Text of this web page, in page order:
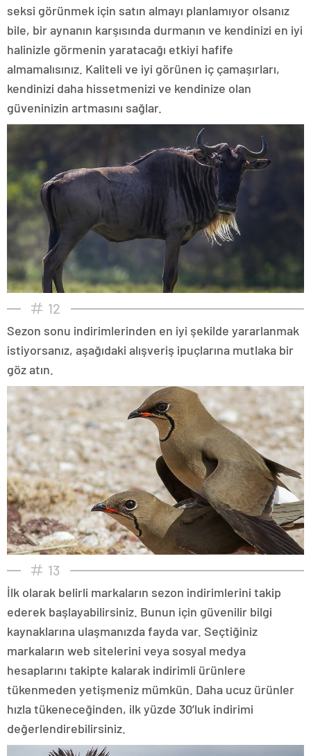
seksi görünmek için satın almayı planlamıyor olsanız
bile, bir aynanın karşısında durmanın ve kendinizi en iyi
halinizle görmenin yaratacağı etkiyi hafife
almamalısınız. Kaliteli ve iyi görünen iç çamaşırları,
kendinizi daha hissetmenizi ve kendinize olan
güveninizin artmasını sağlar.
12
Sezon sonu indirimlerinden en iyi şekilde yararlanmak
istiyorsanız, aşağıdaki alışveriş ipuçlarına mutlaka bir
göz atın.
13
İlk olarak belirli markaların sezon indirimlerini takip
ederek başlayabilirsiniz. Bunun için güvenilir bilgi
kaynaklarına ulaşmanızda fayda var. Seçtiğiniz
markaların web sitelerini veya sosyal medya
hesaplarını takipte kalarak indirimli ürünlere
tükenmeden yetişmeniz mümkün. Daha ucuz ürünler
hızla tükeneceğinden, ilk yüzde 30’luk indirimi
değerlendirebilirsiniz.